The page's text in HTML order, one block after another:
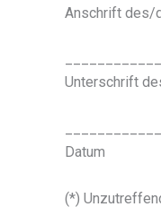
Anschrift des/
Unterschrift
Datum
(*)